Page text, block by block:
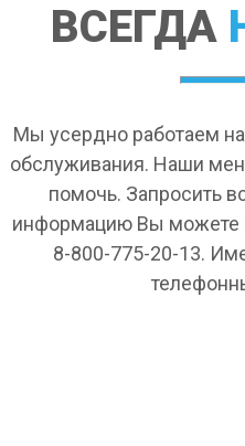
ВСЕГДА
Мы усердно работаем
обслуживания. Наши
помочь. Запросить
информацию Вы можете
8-800-775-20-13.